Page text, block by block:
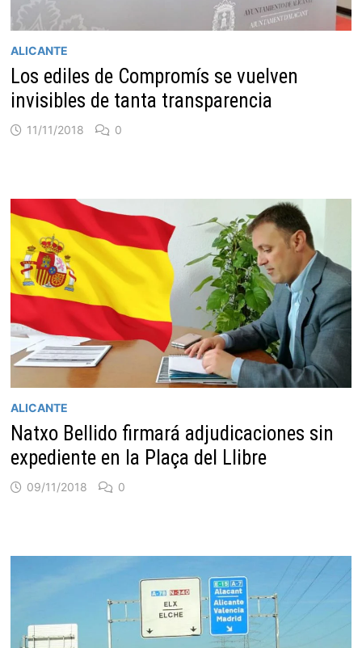
ALICANTE
Los ediles de Compromís se vuelven
invisibles de tanta transparencia
11/11/2018 0
ALICANTE
Natxo Bellido firmará adjudicaciones sin
expediente en la Plaça del Llibre
09/11/2018 0